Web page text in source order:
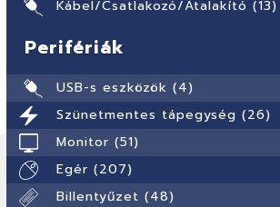
Kábel/Csatlakozó/Átalakító (13)
Perifériák
USB-s eszközök (4)
Szünetmentes tápegység (26)
Monitor (51)
Egér (207)
Billentyűzet (48)